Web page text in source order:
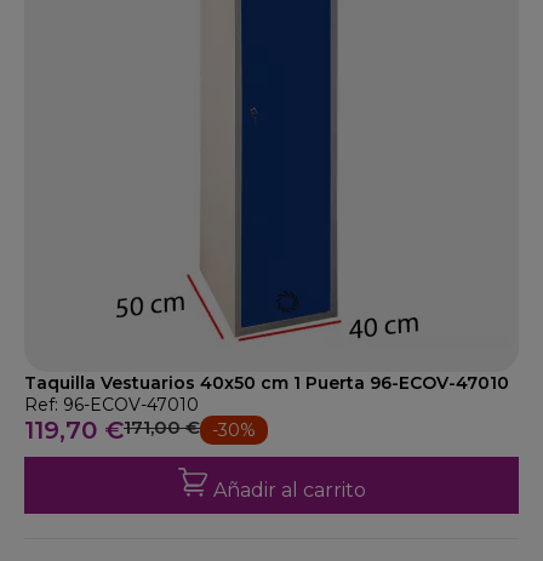
Taquilla Vestuarios 40x50 cm 1 Puerta 96-ECOV-47010
Ref: 96-ECOV-47010
119,70 €171,00 € -30%
Añadir al carrito